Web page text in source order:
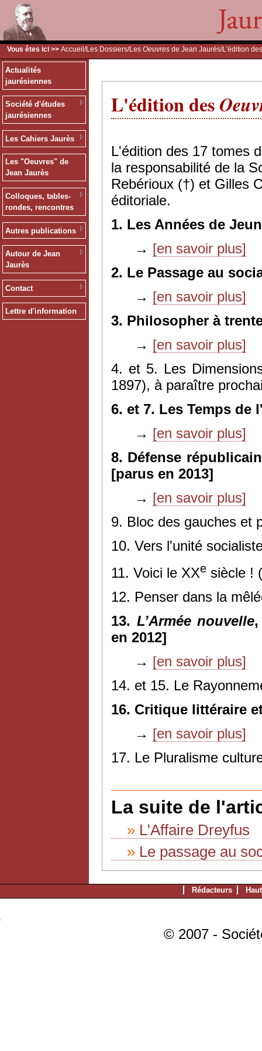
Vous êtes ici >> Accueil /Les Dossiers/Les Oeuvres de Jean Jaurès/L'édition
Actualités
jaurésiennes
Société d'études
jaurésiennes
Les Cahiers Jaurès
Les "Oeuvres" de
Jean Jaurès
Colloques, tables-
rondes, rencontres
Autres publications
Autour de Jean
Jaurès
Contact
Lettre d'information
L'édition des
L'édition des 17 tomes
la responsabilité de la
Rebérioux (†) et Gilles
éditoriale.
1. Les Années de
→ [en savoir plus]
2. Le Passage au
→ [en savoir plus]
3. Philosopher à
→ [en savoir plus]
4. et 5. Les
1897), à paraître
6. et 7. Les Temps de
→ [en savoir plus]
8. Défense
[parus en 2013]
→ [en savoir plus]
9. Bloc des gauches et
10. Vers l'unité
11. Voici le XXe siècle !
12. Penser dans la
13. L’Armée nouvelle
en 2012]
→ [en savoir plus]
14. et 15. Le
16. Critique littéraire
→ [en savoir plus]
17. Le Pluralisme
La suite de
L'Affaire Dreyfus
Le passage au
Rédacteurs
© 2007 -